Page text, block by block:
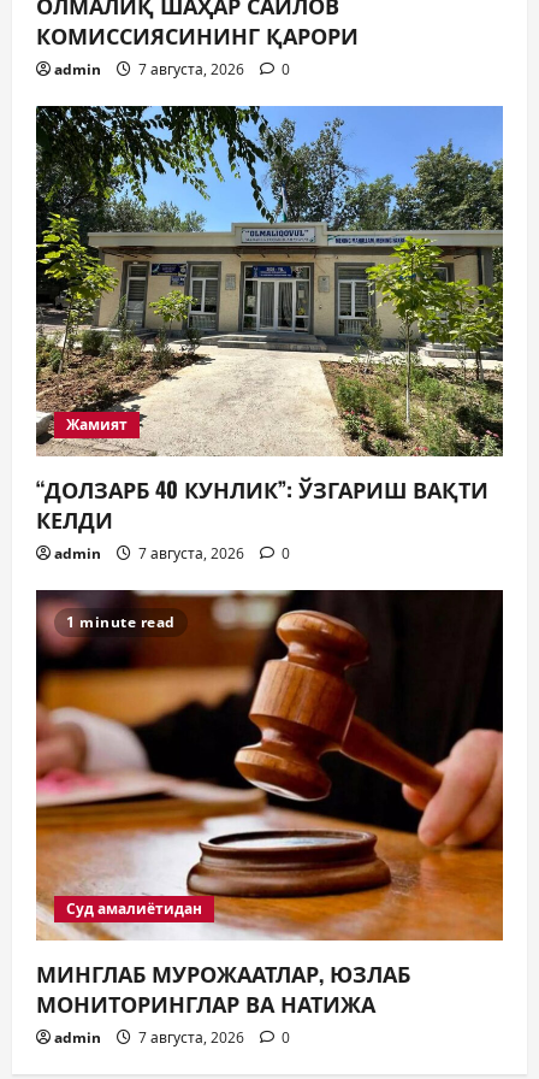
КОМИССИЯСИНИНГ ҚАРОРИ
admin 7 августа, 2026 0
Жамият
“ДОЛЗАРБ 40 КУНЛИК”: ЎЗГАРИШ ВАҚТИ
КЕЛДИ
admin 7 августа, 2026 0
1 minute read
Суд амалиётидан
МИНГЛАБ МУРОЖААТЛАР, ЮЗЛАБ
МОНИТОРИНГЛАР ВА НАТИЖА
admin 7 августа, 2026 0